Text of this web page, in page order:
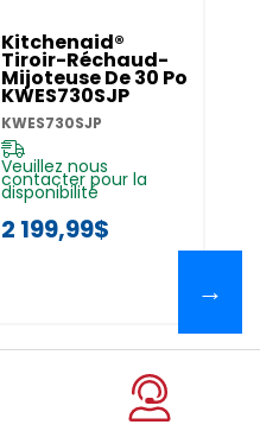
Kitchenaid®
Tiroir-Réchaud-
Mijoteuse De 30 Po
KWES730SJP
KWES730SJP
Veuillez nous
contacter pour la
disponibilité
2 199,99$
→